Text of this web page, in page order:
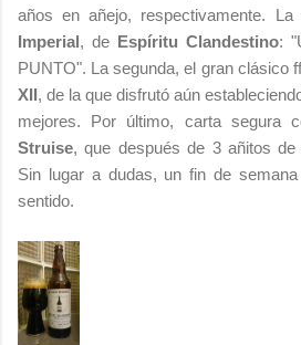
años en añejo, respectivamente.
Imperial, de Espíritu Clandestino:
PUNTO". La segunda, el gran clásico
XII, de la que disfrutó aún
mejores. Por último, carta segura
Struise, que después de 3 añitos
Sin lugar a dudas, un fin de
sentido.